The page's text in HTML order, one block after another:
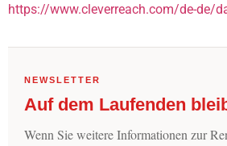
https://www.cleverreach.com/de-de/
NEWSLETTER
Auf dem Laufenden
Wenn Sie weitere Informationen zur